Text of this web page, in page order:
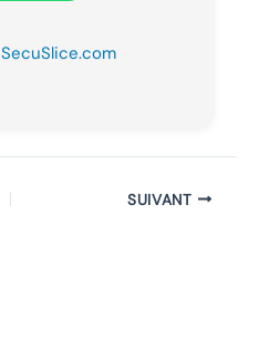
SecuSlice.com
SUIVANT